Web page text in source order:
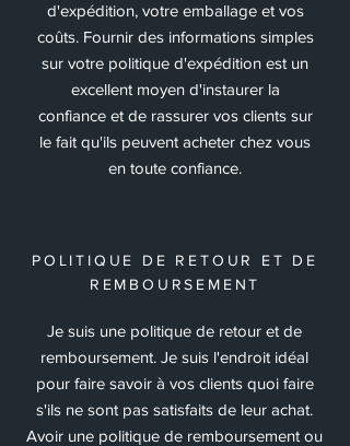
d'expédition, votre emballage et vos
coûts. Fournir des informations simples
sur votre politique d'expédition est un
excellent moyen d'instaurer la
confiance et de rassurer vos clients sur
le fait qu'ils peuvent acheter chez vous
en toute confiance.
POLITIQUE DE RETOUR ET DE
REMBOURSEMENT
Je suis une politique de retour et de
remboursement. Je suis l'endroit idéal
pour faire savoir à vos clients quoi faire
s'ils ne sont pas satisfaits de leur achat.
Avoir une politique de remboursement ou